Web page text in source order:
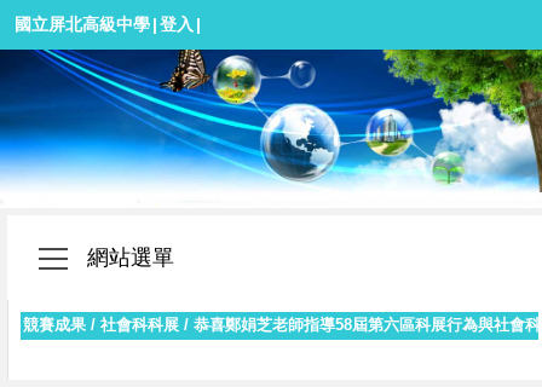
國立屏北高級中學|登入 |
網站選單
競賽成果 / 社會科科展 / 恭喜鄭娟芝老師指導58屆第六區科展行為與社會